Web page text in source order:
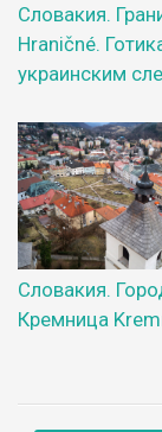
Словакия.
Hraničné.
украинским
Словакия.
Кремница